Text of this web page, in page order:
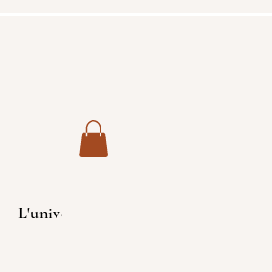
L'univers des Chats